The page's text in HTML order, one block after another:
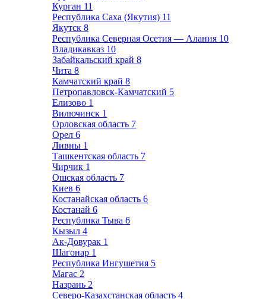
Курган 11
Республика Саха (Якутия) 11
Якутск 8
Республика Северная Осетия — Алания 10
Владикавказ 10
Забайкальский край 8
Чита 8
Камчатский край 8
Петропавловск-Камчатский 5
Елизово 1
Вилючинск 1
Орловская область 7
Орел 6
Ливны 1
Ташкентская область 7
Чирчик 1
Ошская область 7
Киев 6
Костанайская область 6
Костанай 6
Республика Тыва 6
Кызыл 4
Ак-Довурак 1
Шагонар 1
Республика Ингушетия 5
Магас 2
Назрань 2
Северо-Казахстанская область 4